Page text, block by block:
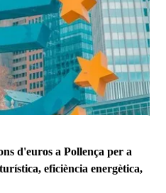
d'euros a Pollença per a
eficiència energètica,